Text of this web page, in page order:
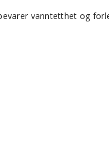
vanntetthet og